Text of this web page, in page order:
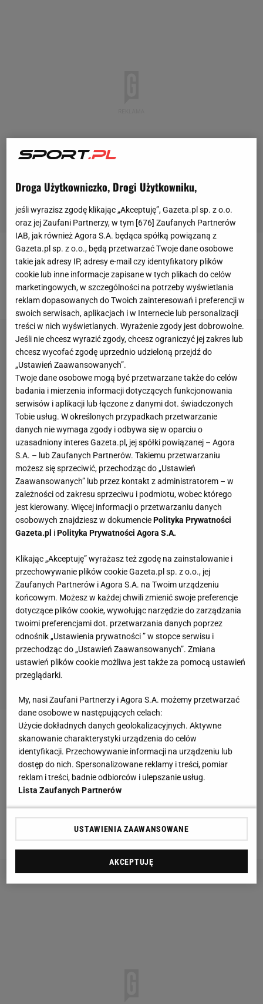
We wtorek przeprowadzono sekcję zwłok kapitana
Fiorentiny. Jego serce miało stale zwalniać swoją
pracę, aż się zatrzymało.
Pogrzeb 14-krotnego reprezentanta Włoch odbędzie
się w czwartek we Florencji.
Fiorentinai Cagliari - czyli dwa kluby, w których
Astori spędził największą część swojej kariery -
zdecydowały się zastrzec numer 13, z którym na
plecach występowałpiłkarz.
Droga Użytkowniczko, Drogi Użytkowniku,
jeśli wyrazisz zgodę klikając „Akceptuję”, Gazeta.pl sp. z o.o.
oraz jej Zaufani Partnerzy, w tym [676] Zaufanych Partnerów
IAB, jak również Agora S.A. będąca spółką powiązaną z
Gazeta.pl sp. z o.o., będą przetwarzać Twoje dane osobowe
takie jak adresy IP, adresy e-mail czy identyfikatory plików
cookie lub inne informacje zapisane w tych plikach do celów
marketingowych, w szczególności na potrzeby wyświetlania
reklam dopasowanych do Twoich zainteresowań i preferencji w
swoich serwisach, aplikacjach i w Internecie lub personalizacji
treści w nich wyświetlanych. Wyrażenie zgody jest dobrowolne.
Jeśli nie chcesz wyrazić zgody, chcesz ograniczyć jej zakres lub
chcesz wycofać zgodę uprzednio udzieloną przejdź do
„Ustawień Zaawansowanych”.
Twoje dane osobowe mogą być przetwarzane także do celów
badania i mierzenia informacji dotyczących funkcjonowania
serwisów i aplikacji lub łączone z danymi dot. świadczonych
Tobie usług. W określonych przypadkach przetwarzanie
danych nie wymaga zgody i odbywa się w oparciu o
uzasadniony interes Gazeta.pl, jej spółki powiązanej – Agora
S.A. – lub Zaufanych Partnerów. Takiemu przetwarzaniu
możesz się sprzeciwić, przechodząc do „Ustawień
Zaawansowanych” lub przez kontakt z administratorem – w
zależności od zakresu sprzeciwu i podmiotu, wobec którego
jest kierowany. Więcej informacji o przetwarzaniu danych
osobowych znajdziesz w dokumenciePolityka Prywatności
Gazeta.pl iPolityka Prywatności Agora S.A.
Klikając „Akceptuję” wyrażasz też zgodę na zainstalowanie i
przechowywanie plików cookie Gazeta.pl sp. z o.o., jej
Zaufanych Partnerów i Agora S.A. na Twoim urządzeniu
końcowym. Możesz w każdej chwili zmienić swoje preferencje
dotyczące plików cookie, wywołując narzędzie do zarządzania
twoimi preferencjami dot. przetwarzania danych poprzez
odnośnik „Ustawienia prywatności ” w stopce serwisu i
przechodząc do „Ustawień Zaawansowanych”. Zmiana
ustawień plików cookie możliwa jest także za pomocą ustawień
przeglądarki.
My, nasi Zaufani Partnerzy i Agora S.A. możemy przetwarzać
dane osobowe w następujących celach:
Użycie dokładnych danych geolokalizacyjnych. Aktywne
skanowanie charakterystyki urządzenia do celów
identyfikacji. Przechowywanie informacji na urządzeniu lub
dostęp do nich. Spersonalizowane reklamy i treści, pomiar
reklam i treści, badnie odbiorców i ulepszanie usług.
Lista Zaufanych Partnerów
USTAWIENIA ZAAWANSOWANE
AKCEPTUJĘ